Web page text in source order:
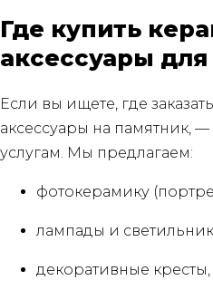
Где купить
аксессуары
Если вы ищете, где
аксессуары на памятник,
услугам. Мы предлагаем:
фотокерамику
лампады и
декоративные